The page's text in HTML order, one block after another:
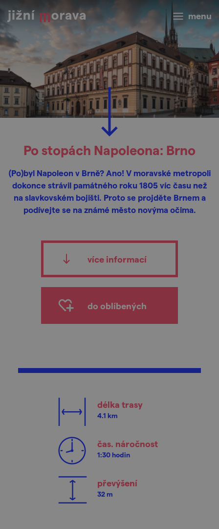
menu
Po stopách Napoleona: Brno
(Po)byl Napoleon v Brně? Ano! V moravské metropoli
dokonce strávil památného roku 1805 víc času než
na slavkovském bojišti. Proto se projděte Brnem a
podívejte se na známé město novýma očima.
více informací
do oblíbených
délka trasy
4.1 km
čas. náročnost
1:30 hodin
převýšení
32 m